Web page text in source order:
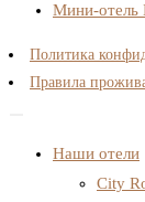
Мини-отель
Политика
Правила
Наши отели
City